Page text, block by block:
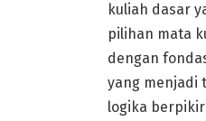
kuliah dasar
pilihan mata
dengan
yang menjadi
logika